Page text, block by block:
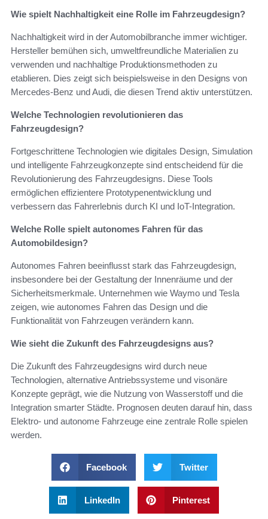
Wie spielt Nachhaltigkeit eine Rolle im Fahrzeugdesign?
Nachhaltigkeit wird in der Automobilbranche immer wichtiger.
Hersteller bemühen sich, umweltfreundliche Materialien zu
verwenden und nachhaltige Produktionsmethoden zu
etablieren. Dies zeigt sich beispielsweise in den Designs von
Mercedes-Benz und Audi, die diesen Trend aktiv unterstützen.
Welche Technologien revolutionieren das
Fahrzeugdesign?
Fortgeschrittene Technologien wie digitales Design, Simulation
und intelligente Fahrzeugkonzepte sind entscheidend für die
Revolutionierung des Fahrzeugdesigns. Diese Tools
ermöglichen effizientere Prototypenentwicklung und
verbessern das Fahrerlebnis durch KI und IoT-Integration.
Welche Rolle spielt autonomes Fahren für das
Automobildesign?
Autonomes Fahren beeinflusst stark das Fahrzeugdesign,
insbesondere bei der Gestaltung der Innenräume und der
Sicherheitsmerkmale. Unternehmen wie Waymo und Tesla
zeigen, wie autonomes Fahren das Design und die
Funktionalität von Fahrzeugen verändern kann.
Wie sieht die Zukunft des Fahrzeugdesigns aus?
Die Zukunft des Fahrzeugdesigns wird durch neue
Technologien, alternative Antriebssysteme und visonäre
Konzepte geprägt, wie die Nutzung von Wasserstoff und die
Integration smarter Städte. Prognosen deuten darauf hin, dass
Elektro- und autonome Fahrzeuge eine zentrale Rolle spielen
werden.
Facebook Twitter
LinkedIn Pinterest